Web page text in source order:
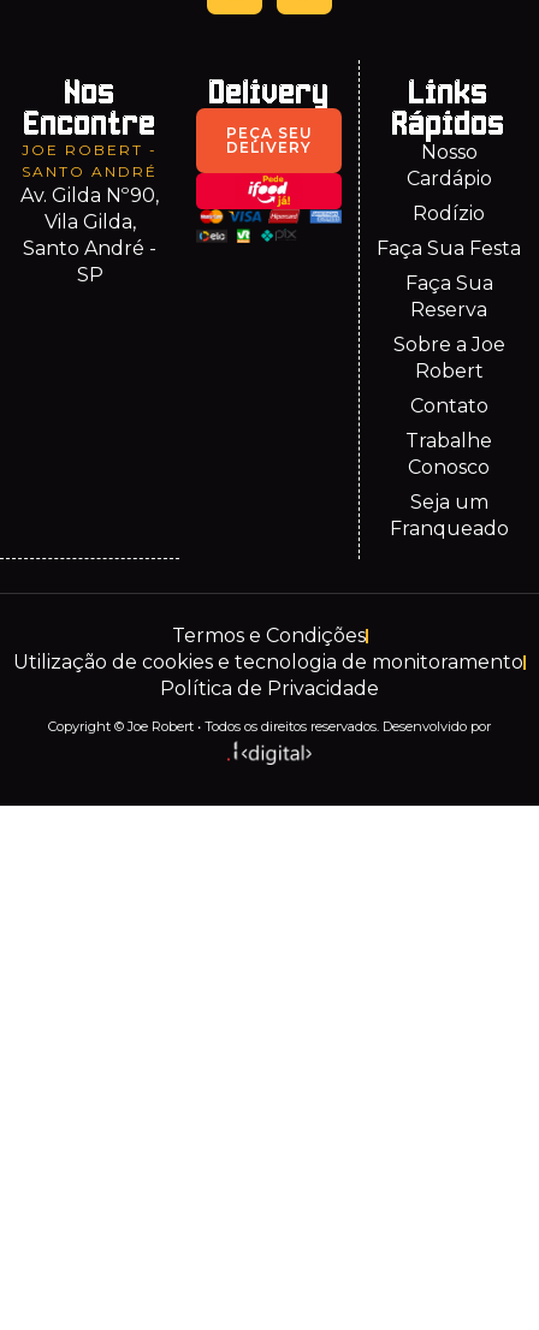
Nos
Encontre
JOE ROBERT -
SANTO ANDRÉ
Av. Gilda Nº90,
Vila Gilda,
Santo André -
SP
Delivery
PEÇA SEU
DELIVERY
Links
Rápidos
Nosso
Cardápio
Rodízio
Faça Sua Festa
Faça Sua
Reserva
Sobre a Joe
Robert
Contato
Trabalhe
Conosco
Seja um
Franqueado
Termos e Condições
Utilização de cookies e tecnologia de monitoramento
Política de Privacidade
Copyright © Joe Robert • Todos os direitos reservados. Desenvolvido por